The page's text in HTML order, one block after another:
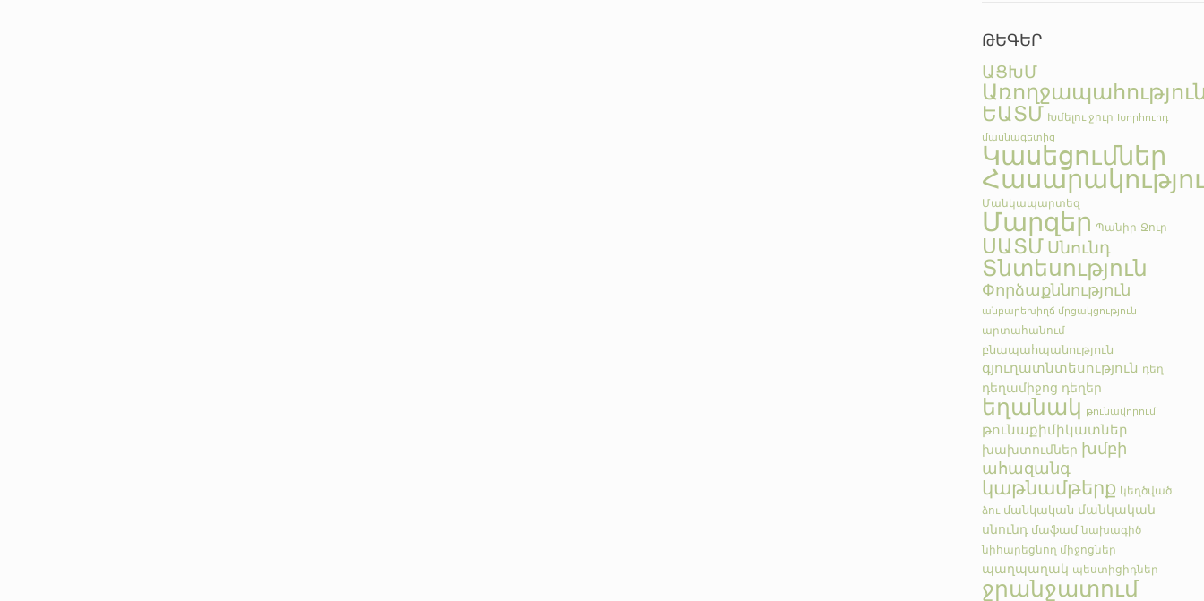
ԹԵԳԵՐ
ԱՑԽՄ
ԵԱՏՄ Խմելու ջուր Խորհուրդ
մասնագետից
Կասեցումներ
Մանկապարտեզ
Մարզեր Պանիր Ջուր
ՍԱՏՄ Սնունդ
Տնտեսություն
Փորձաքննություն
անբարեխիղճ մրցակցություն
արտահանում
բնապահպանություն
գյուղատնտեսություն դեղ
դեղամիջոց դեղեր
եղանակ թունավորում
թունաքիմիկատներ
խախտումներ խմբի
ահազանգ
կաթնամթերք կեղծված
ձու մանկական մանկական
սնունդ մաֆամ նախագիծ
նիհարեցնող միջոցներ
պաղպաղակ պեստիցիդներ
ջրանջատում